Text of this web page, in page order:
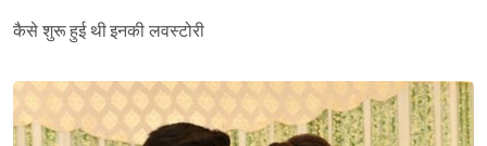
कैसे शुरू हुई थी इनकी लवस्टोरी